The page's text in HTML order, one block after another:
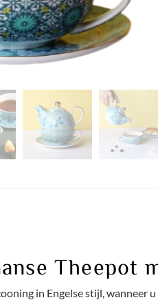
Theepot
in Engelse stijl, wanneer